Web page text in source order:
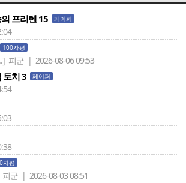
프리렌 15 페이퍼
100자평
피군 | 2026-08-06 09:53
토치 3 페이퍼
자평
피군 | 2026-08-03 08:51